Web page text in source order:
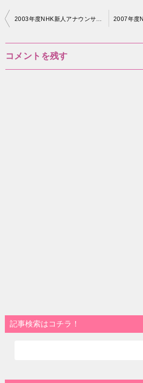
投
2003年度NHK新人アナウンサーまとめ！
コメントを残す
記事検索はコチラ！